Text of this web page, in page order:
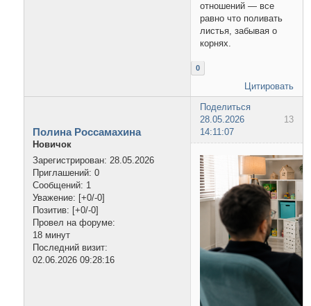
отношений — все
равно что поливать
листья, забывая о
корнях.
0
Цитировать
Поделиться
13
28.05.2026
14:11:07
Полина Россамахина
Новичок
Зарегистрирован: 28.05.2026
Приглашений: 0
Сообщений: 1
Уважение:
[+0/-0]
Позитив:
[+0/-0]
Провел на форуме:
18 минут
Последний визит:
02.06.2026 09:28:16